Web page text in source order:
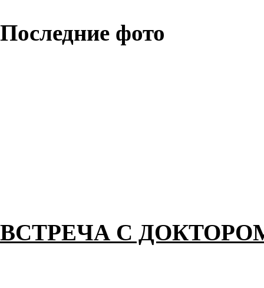
Последние фото
ВСТРЕЧА С